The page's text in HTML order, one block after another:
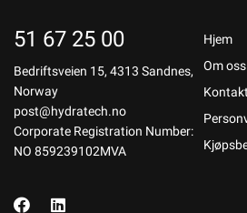
51 67 25 00
Bedriftsveien 15, 4313 Sandnes,
Norway
post@hydratech.no
Corporate Registration Number:
NO 859239102MVA
Hjem
Om oss